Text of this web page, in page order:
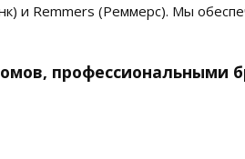
и Remmers (Реммерс). Мы
профессиональными